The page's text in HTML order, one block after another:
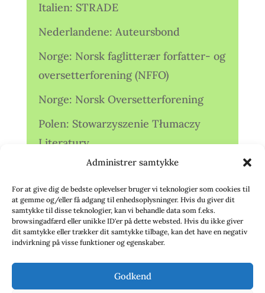
Administrer samtykke
For at give dig de bedste oplevelser bruger vi teknologier som cookies til
at gemme og/eller få adgang til enhedsoplysninger. Hvis du giver dit
samtykke til disse teknologier, kan vi behandle data som f.eks.
browsingadfærd eller unikke ID'er på dette websted. Hvis du ikke giver
dit samtykke eller trækker dit samtykke tilbage, kan det have en negativ
indvirkning på visse funktioner og egenskaber.
Godkend
Italien: STRADE
Nederlandene: Auteursbond
Norge: Norsk faglitterær forfatter- og
oversetterforening (NFFO)
Norge: Norsk Oversetterforening
Polen: Stowarzyszenie Tłumaczy
Literatury
Storbritannien: Translators
Association (TA)
Sverige: Översättarsektionen (Ö.)
Sverige: Översättarcentrum (ÖC)
deutschsprachiger Übersetzer (VdÜ)